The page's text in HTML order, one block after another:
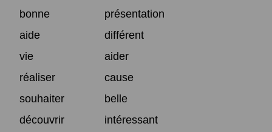
bonne
présentation
aide
différent
vie
aider
réaliser
cause
souhaiter
belle
découvrir
intéressant